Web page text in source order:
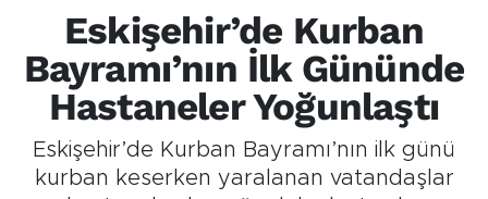
Eskişehir’de Kurban
Bayramı’nın İlk Gününde
Hastaneler Yoğunlaştı
Eskişehir’de Kurban Bayramı’nın ilk günü
kurban keserken yaralanan vatandaşlar